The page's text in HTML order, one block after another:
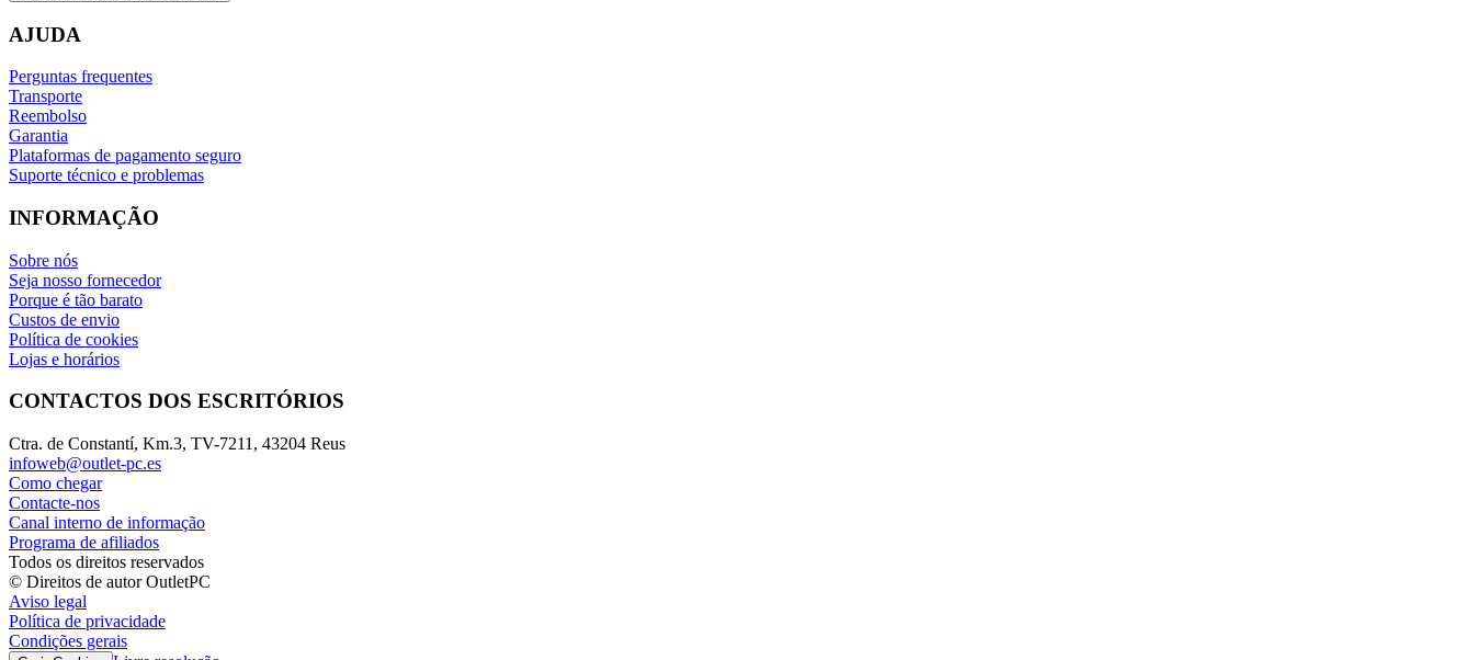
AJUDA
Perguntas frequentes
Transporte
Reembolso
Garantia
Plataformas de pagamento seguro
Suporte técnico e problemas
INFORMAÇÃO
Sobre nós
Seja nosso fornecedor
Porque é tão barato
Custos de envio
Política de cookies
Lojas e horários
CONTACTOS DOS ESCRITÓRIOS
Ctra. de Constantí, Km.3, TV-7211, 43204 Reus
infoweb@outlet-pc.es
Como chegar
Contacte-nos
Canal interno de informação
Programa de afiliados
Todos os direitos reservados
© Direitos de autor OutletPC
Aviso legal
Política de privacidade
Condições gerais